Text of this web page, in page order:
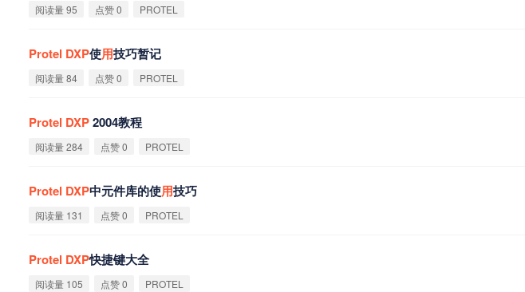
阅读量 95 点赞 0 PROTEL
Protel DXP使用技巧暂记
阅读量 84 点赞 0 PROTEL
Protel DXP2004教程
阅读量 284 点赞 0 PROTEL
Protel DXP中元件库的使用技巧
阅读量 131 点赞 0 PROTEL
Protel DXP快捷键大全
阅读量 105 点赞 0 PROTEL